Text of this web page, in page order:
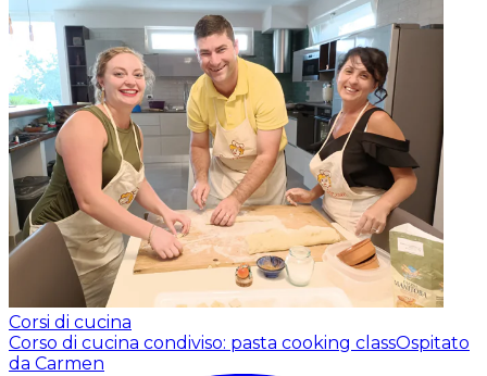
Corsi di cucina
Corso di cucina condiviso: pasta cooking classOspitato
da Carmen